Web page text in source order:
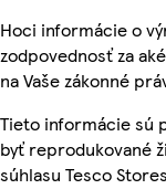
Hoci informácie o
zodpovednosť za
na Vaše zákonné
Tieto informácie sú
byť reprodukované
súhlasu Tesco